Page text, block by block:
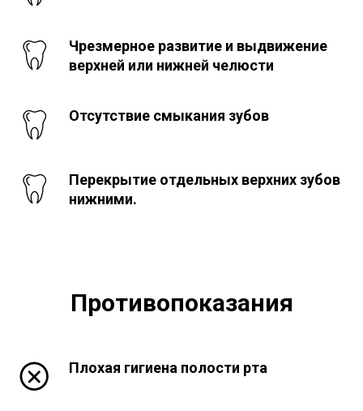
Чрезмерное развитие и выдвижение
верхней или нижней челюсти
Отсутствие смыкания зубов
Перекрытие отдельных верхних зубов
нижними.
Противопоказания
Плохая гигиена полости рта